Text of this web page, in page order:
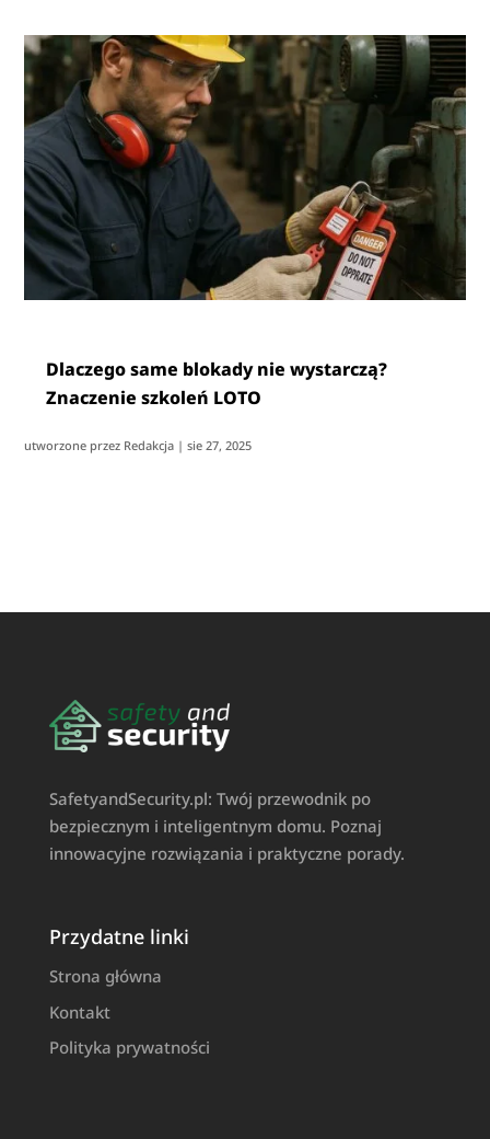
Dlaczego same blokady nie wystarczą?
Znaczenie szkoleń LOTO
utworzone przez Redakcja |sie 27, 2025
SafetyandSecurity.pl: Twój przewodnik po
bezpiecznym i inteligentnym domu. Poznaj
innowacyjne rozwiązania i praktyczne porady.
Przydatne linki
Strona główna
Kontakt
Polityka prywatności